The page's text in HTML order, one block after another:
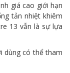
giá cao giới hạn
tản nhiệt khiêm
13 vẫn là sự lựa
dùng có thể tham